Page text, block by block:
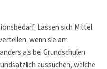
Lassen sich Mittel
wenn sie am
als bei Grundschulen
aussuchen, welche